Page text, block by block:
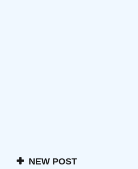
NEW POST